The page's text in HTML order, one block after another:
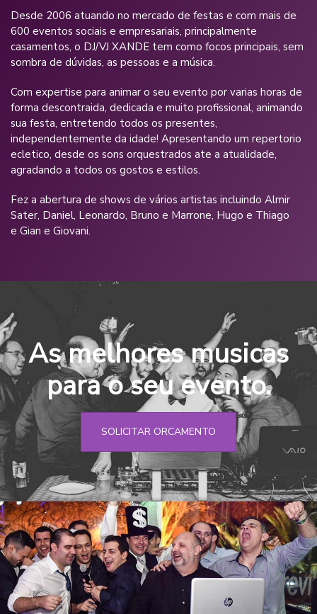
Desde 2006 atuando no mercado de festas e com mais de
600 eventos sociais e empresariais, principalmente
casamentos, o DJ/VJ XANDE tem como focos principais, sem
sombra de dúvidas, as pessoas e a música.
Com expertise para animar o seu evento por varias horas de
forma descontraida, dedicada e muito profissional, animando
sua festa, entretendo todos os presentes,
independentemente da idade! Apresentando um repertorio
ecletico, desde os sons orquestrados ate a atualidade,
agradando a todos os gostos e estilos.
Fez a abertura de shows de vários artistas incluindo Almir
Sater, Daniel, Leonardo, Bruno e Marrone, Hugo e Thiago
e Gian e Giovani.
As melhores musicas
para o seu evento.
SOLICITAR ORCAMENTO